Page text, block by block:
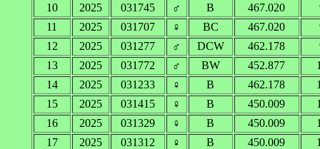
10
2025 031745 ♂ B 467.020
11
2025 031707 ♀ BC 467.020
12
2025 031277 ♂ DCW 462.178
13
2025 031772 ♂ BW 452.877
14
2025 031233 ♀ B 462.178
15
2025 031415 ♀ B 450.009
16
2025 031329 ♀ B 450.009
17
2025 031312 ♀ B 450.009